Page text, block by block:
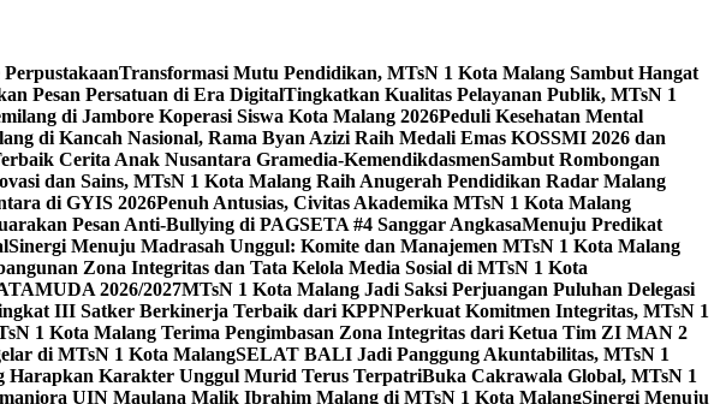
Transformasi Mutu Pendidikan, MTsN 1 Kota Malang Sambut Hangat
Pesan Persatuan di Era DigitalTingkatkan Kualitas Pelayanan Publik, MTsN 1
di Jambore Koperasi Siswa Kota Malang 2026Peduli Kesehatan Mental
di Kancah Nasional, Rama Byan Azizi Raih Medali Emas KOSSMI 2026 dan
Cerita Anak Nusantara Gramedia-KemendikdasmenSambut Rombongan
dan Sains, MTsN 1 Kota Malang Raih Anugerah Pendidikan Radar Malang
di GYIS 2026Penuh Antusias, Civitas Akademika MTsN 1 Kota Malang
Pesan Anti-Bullying di PAGSETA #4 Sanggar AngkasaMenuju Predikat
Sinergi Menuju Madrasah Unggul: Komite dan Manajemen MTsN 1 Kota Malang
Zona Integritas dan Tata Kelola Media Sosial di MTsN 1 Kota
2026/2027MTsN 1 Kota Malang Jadi Saksi Perjuangan Puluhan Delegasi
III Satker Berkinerja Terbaik dari KPPNPerkuat Komitmen Integritas, MTsN 1
1 Kota Malang Terima Pengimbasan Zona Integritas dari Ketua Tim ZI MAN 2
di MTsN 1 Kota MalangSELAT BALI Jadi Panggung Akuntabilitas, MTsN 1
Harapkan Karakter Unggul Murid Terus TerpatriBuka Cakrawala Global, MTsN 1
UIN Maulana Malik Ibrahim Malang di MTsN 1 Kota MalangSinergi Menuju